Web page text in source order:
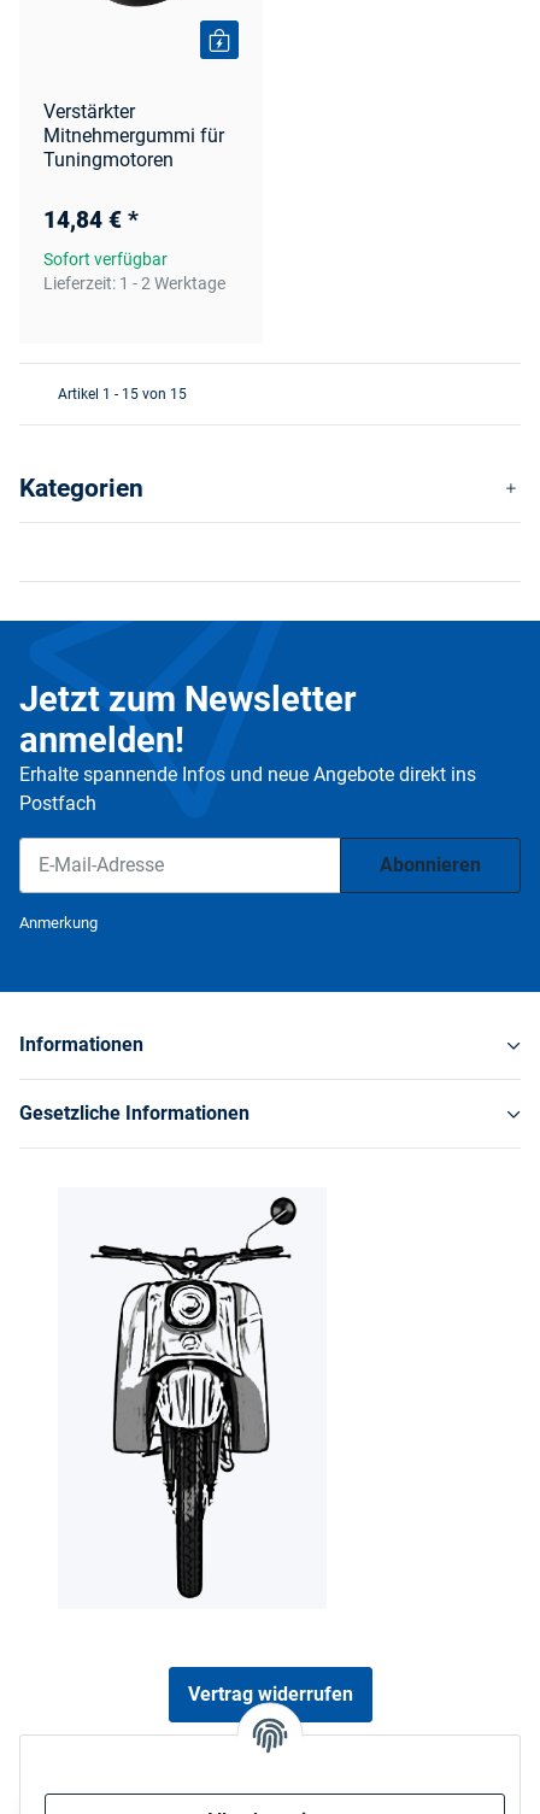
Verstärkter
Mitnehmergummi für
Tuningmotoren
14,84 € *
Sofort verfügbar
Lieferzeit: 1 - 2 Werktage
Artikel 1 - 15 von 15
Kategorien
Jetzt zum Newsletter
anmelden!
Erhalte spannende Infos und neue Angebote direkt ins
Postfach
Abonnieren
Anmerkung
Informationen
Gesetzliche Informationen
Vertrag widerrufen